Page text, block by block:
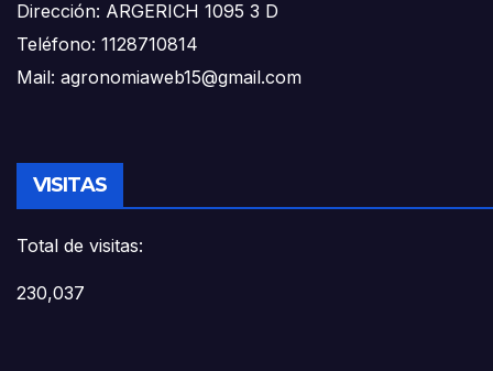
Dirección: ARGERICH 1095 3 D
Teléfono: 1128710814
Mail: agronomiaweb15@gmail.com
VISITAS
Total de visitas:
230,037